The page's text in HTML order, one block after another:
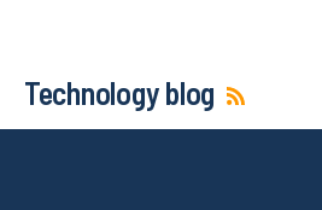
Technology blog